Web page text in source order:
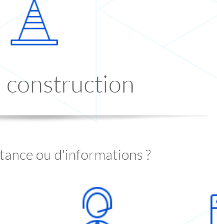
construction
ou d'informations ?